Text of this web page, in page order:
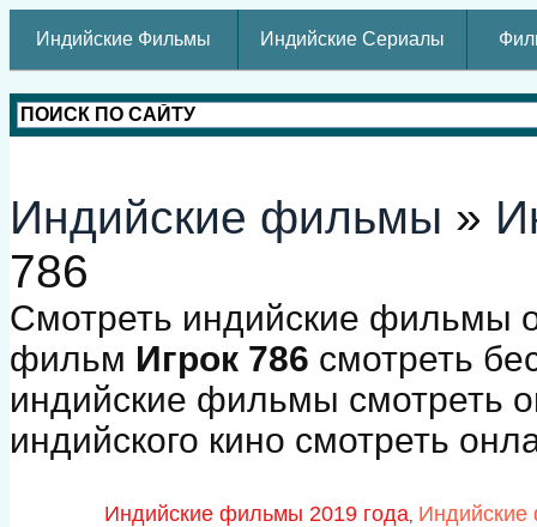
Индийские Фильмы Индийские Сериалы
Индийские фильмы »
786
Смотреть индийские фильмы
фильм Игрок 786 смотреть
индийские фильмы смотреть
индийского кино смотреть
Индийские фильмы 2019 года,